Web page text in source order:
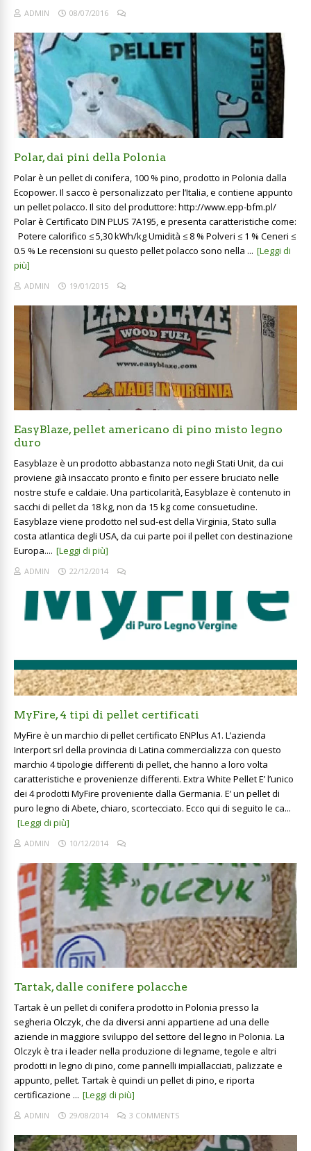
ADMIN 08/07/2016
Polar, dai pini della Polonia
Polar è un pellet di conifera, 100 % pino, prodotto in Polonia dalla
Ecopower. Il sacco è personalizzato per l’Italia, e contiene appunto
un pellet polacco. Il sito del produttore: http://www.epp-bfm.pl/
Polar è Certificato DIN PLUS 7A195, e presenta caratteristiche come:
Potere calorifico ≤ 5,30 kWh/kg Umidità ≤ 8 % Polveri ≤ 1 % Ceneri ≤
0.5 % Le recensioni su questo pellet polacco sono nella ... [Leggi di
più]
ADMIN 19/01/2015
EasyBlaze, pellet americano di pino misto legno
duro
Easyblaze è un prodotto abbastanza noto negli Stati Unit, da cui
proviene già insaccato pronto e finito per essere bruciato nelle
nostre stufe e caldaie. Una particolarità, Easyblaze è contenuto in
sacchi di pellet da 18 kg, non da 15 kg come consuetudine.
Easyblaze viene prodotto nel sud-est della Virginia, Stato sulla
costa atlantica degli USA, da cui parte poi il pellet con destinazione
Europa.... [Leggi di più]
ADMIN 22/12/2014
MyFire, 4 tipi di pellet certificati
MyFire è un marchio di pellet certificato ENPlus A1. L’azienda
Interport srl della provincia di Latina commercializza con questo
marchio 4 tipologie differenti di pellet, che hanno a loro volta
caratteristiche e provenienze differenti. Extra White Pellet E’ l’unico
dei 4 prodotti MyFire proveniente dalla Germania. E’ un pellet di
puro legno di Abete, chiaro, scortecciato. Ecco qui di seguito le ca...
[Leggi di più]
ADMIN 10/12/2014
Tartak, dalle conifere polacche
Tartak è un pellet di conifera prodotto in Polonia presso la
segheria Olczyk, che da diversi anni appartiene ad una delle
aziende in maggiore sviluppo del settore del legno in Polonia. La
Olczyk è tra i leader nella produzione di legname, tegole e altri
prodotti in legno di pino, come pannelli impiallacciati, palizzate e
appunto, pellet. Tartak è quindi un pellet di pino, e riporta
certificazione ... [Leggi di più]
ADMIN 29/08/2014 3 COMMENTS